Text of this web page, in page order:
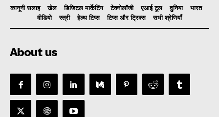
कानूनी सलाह खेल डिजिटल मार्केटिंग टेक्नोलॉजी एआई टूल दुनिया
भारत
वीडियो
स्त्री हेल्थ टिप्स टिप्स और ट्रिक्स सभी श्रेणियाँ
About us